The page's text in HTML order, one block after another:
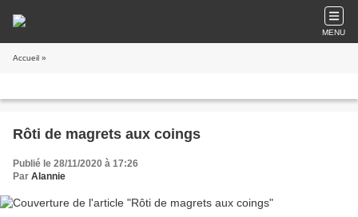
MENU
Accueil »
Rôti de magrets aux coings
Publié le 28/11/2020 à 17:26
Par Alannie